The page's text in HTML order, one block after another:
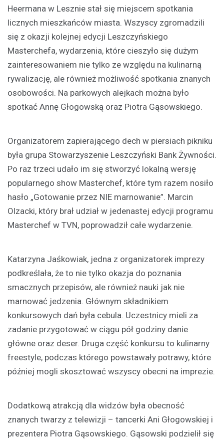
Heermana w Lesznie stał się miejscem spotkania
licznych mieszkańców miasta. Wszyscy zgromadzili
się z okazji kolejnej edycji Leszczyńskiego
Masterchefa, wydarzenia, które cieszyło się dużym
zainteresowaniem nie tylko ze względu na kulinarną
rywalizację, ale również możliwość spotkania znanych
osobowości. Na parkowych alejkach można było
spotkać Annę Głogowską oraz Piotra Gąsowskiego.
Organizatorem zapierającego dech w piersiach pikniku
była grupa Stowarzyszenie Leszczyński Bank Żywności.
Po raz trzeci udało im się stworzyć lokalną wersję
popularnego show Masterchef, które tym razem nosiło
hasło „Gotowanie przez NIE marnowanie”. Marcin
Olzacki, który brał udział w jedenastej edycji programu
Masterchef w TVN, poprowadził całe wydarzenie.
Katarzyna Jaśkowiak, jedna z organizatorek imprezy
podkreślała, że to nie tylko okazja do poznania
smacznych przepisów, ale również nauki jak nie
marnować jedzenia. Głównym składnikiem
konkursowych dań była cebula. Uczestnicy mieli za
zadanie przygotować w ciągu pół godziny danie
główne oraz deser. Druga część konkursu to kulinarny
freestyle, podczas którego powstawały potrawy, które
później mogli skosztować wszyscy obecni na imprezie.
Dodatkową atrakcją dla widzów była obecność
znanych twarzy z telewizji – tancerki Ani Głogowskiej i
prezentera Piotra Gąsowskiego. Gąsowski podzielił się